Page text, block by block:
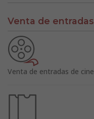
Venta de entradas
Venta de entradas de cine